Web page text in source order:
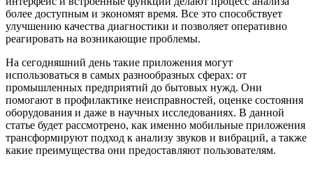
более доступным и экономят время. Все это способствует
улучшению качества диагностики и позволяет оперативно
реагировать на возникающие проблемы.
На сегодняшний день такие приложения могут
использоваться в самых разнообразных сферах: от
промышленных предприятий до бытовых нужд. Они
помогают в профилактике неисправностей, оценке состояния
оборудования и даже в научных исследованиях. В данной
статье будет рассмотрено, как именно мобильные приложения
трансформируют подход к анализу звуков и вибраций, а также
какие преимущества они предоставляют пользователям.